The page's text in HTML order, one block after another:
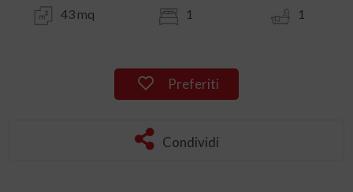
43 mq 1 1
Preferiti
Condividi